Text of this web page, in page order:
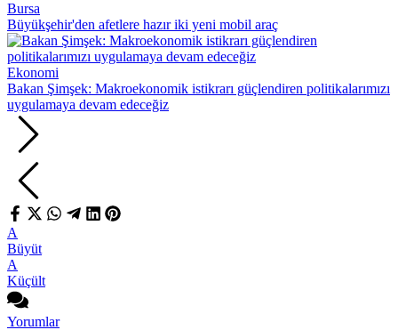
Bursa
Büyükşehir'den afetlere hazır iki yeni mobil araç
Ekonomi
Bakan Şimşek: Makroekonomik istikrarı güçlendiren politikalarımızı
uygulamaya devam edeceğiz
A
Büyüt
A
Küçült
Yorumlar